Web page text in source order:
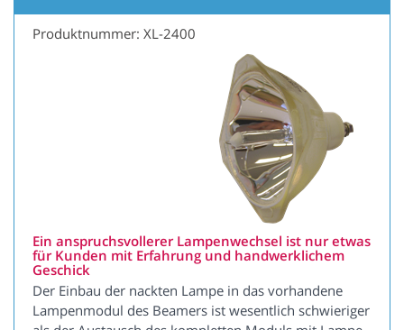
Produktnummer: XL-2400
Ein anspruchsvollerer Lampenwechsel ist nur etwas
für Kunden mit Erfahrung und handwerklichem
Geschick
Der Einbau der nackten Lampe in das vorhandene
Lampenmodul des Beamers ist wesentlich schwieriger